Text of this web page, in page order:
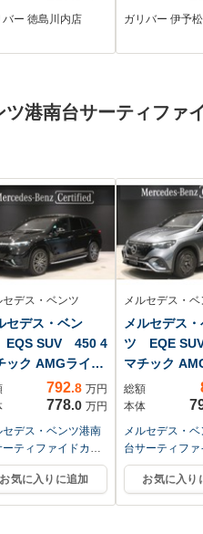
ロール/オートハ
ドライブレコ
レコーダー
バー 徳島川内店
パイロット
タルインナー
ークルーズ
ガリバー 伊予
ツ港南台サーティファ
セデス・ベンツ
セデス・ベン
SUV 450 4
ック AMGライン
792.8 万円
778.0 万円
セデス・ベンツ港南
ーティファイドカー
ター
お気に入りに追加
メルセデス・ベ
メルセデス
ツ EQE
マチック
パッ...
総額
本体
メルセデス・
台サーティファ
センター
お気に入り